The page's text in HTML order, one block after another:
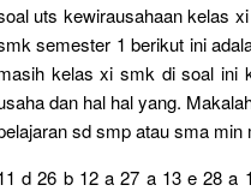
uts kewirausahaan kelas
semester 1 berikut ini
kelas xi smk di soal ini
dan hal hal yang.
sd smp atau sma
d 26 b 12 a 27 a 13 e 28 a